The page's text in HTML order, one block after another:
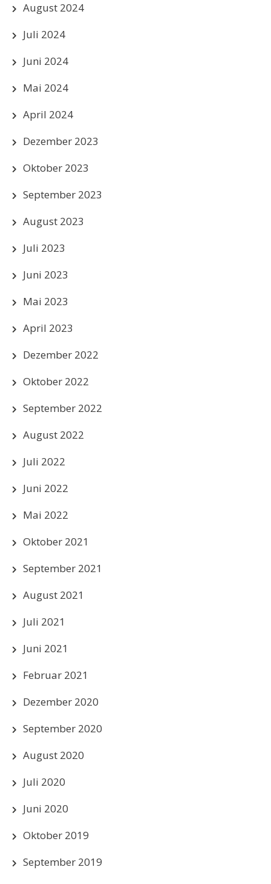
August 2024
Juli 2024
Juni 2024
Mai 2024
April 2024
Dezember 2023
Oktober 2023
September 2023
August 2023
Juli 2023
Juni 2023
Mai 2023
April 2023
Dezember 2022
Oktober 2022
September 2022
August 2022
Juli 2022
Juni 2022
Mai 2022
Oktober 2021
September 2021
August 2021
Juli 2021
Juni 2021
Februar 2021
Dezember 2020
September 2020
August 2020
Juli 2020
Juni 2020
Oktober 2019
September 2019